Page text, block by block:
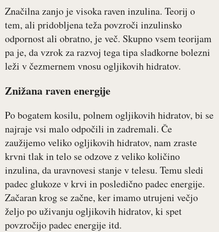
Značilna zanjo je visoka raven inzulina. Teorij o
tem, ali pridobljena teža povzroči inzulinsko
odpornost ali obratno, je več. Skupno vsem teorijam
pa je, da vzrok za razvoj tega tipa sladkorne bolezni
leži v čezmernem vnosu ogljikovih hidratov.
Znižana raven energije
Po bogatem kosilu, polnem ogljikovih hidratov, bi se
najraje vsi malo odpočili in zadremali. Če
zaužijemo veliko ogljikovih hidratov, nam zraste
krvni tlak in telo se odzove z veliko količino
inzulina, da uravnovesi stanje v telesu. Temu sledi
padec glukoze v krvi in posledično padec energije.
Začaran krog se začne, ker imamo utrujeni večjo
željo po uživanju ogljikovih hidratov, ki spet
povzročijo padec energije itd.